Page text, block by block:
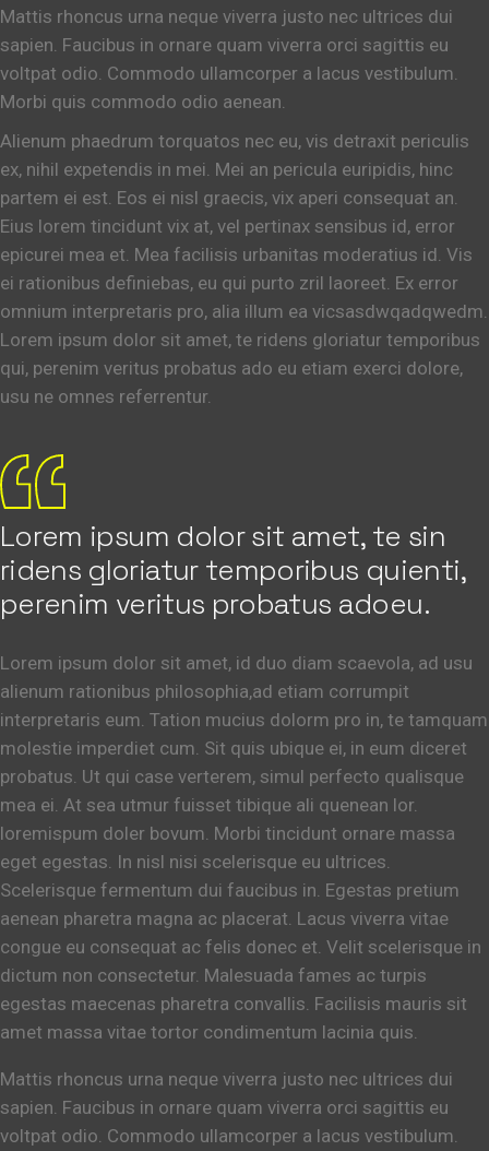
Mattis rhoncus urna neque viverra justo nec ultrices dui
sapien. Faucibus in ornare quam viverra orci sagittis eu
voltpat odio. Commodo ullamcorper a lacus vestibulum.
Morbi quis commodo odio aenean.
Alienum phaedrum torquatos nec eu, vis detraxit periculis
ex, nihil expetendis in mei. Mei an pericula euripidis, hinc
partem ei est. Eos ei nisl graecis, vix aperi consequat an.
Eius lorem tincidunt vix at, vel pertinax sensibus id, error
epicurei mea et. Mea facilisis urbanitas moderatius id. Vis
ei rationibus definiebas, eu qui purto zril laoreet. Ex error
omnium interpretaris pro, alia illum ea vicsasdwqadqwedm.
Lorem ipsum dolor sit amet, te ridens gloriatur temporibus
qui, perenim veritus probatus ado eu etiam exerci dolore,
usu ne omnes referrentur.
Lorem ipsum dolor sit amet, te sin
ridens gloriatur temporibus quienti,
perenim veritus probatus adoeu.
Lorem ipsum dolor sit amet, id duo diam scaevola, ad usu
alienum rationibus philosophia,ad etiam corrumpit
interpretaris eum. Tation mucius dolorm pro in, te tamquam
molestie imperdiet cum. Sit quis ubique ei, in eum diceret
probatus. Ut qui case verterem, simul perfecto qualisque
mea ei. At sea utmur fuisset tibique ali quenean lor.
loremispum doler bovum. Morbi tincidunt ornare massa
eget egestas. In nisl nisi scelerisque eu ultrices.
Scelerisque fermentum dui faucibus in. Egestas pretium
aenean pharetra magna ac placerat. Lacus viverra vitae
congue eu consequat ac felis donec et. Velit scelerisque in
dictum non consectetur. Malesuada fames ac turpis
egestas maecenas pharetra convallis. Facilisis mauris sit
amet massa vitae tortor condimentum lacinia quis.
Mattis rhoncus urna neque viverra justo nec ultrices dui
sapien. Faucibus in ornare quam viverra orci sagittis eu
voltpat odio. Commodo ullamcorper a lacus vestibulum.